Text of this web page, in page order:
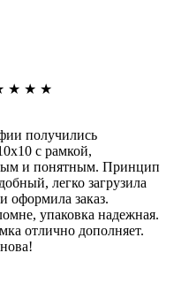
★ ★ ★
получились
с рамкой,
и понятным. Принцип
легко загрузила
оформила заказ.
упаковка надежная.
отлично дополняет.